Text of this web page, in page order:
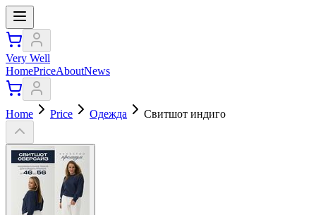
Very Well
HomePriceAboutNews
Home Price Одежда Свитшот индиго